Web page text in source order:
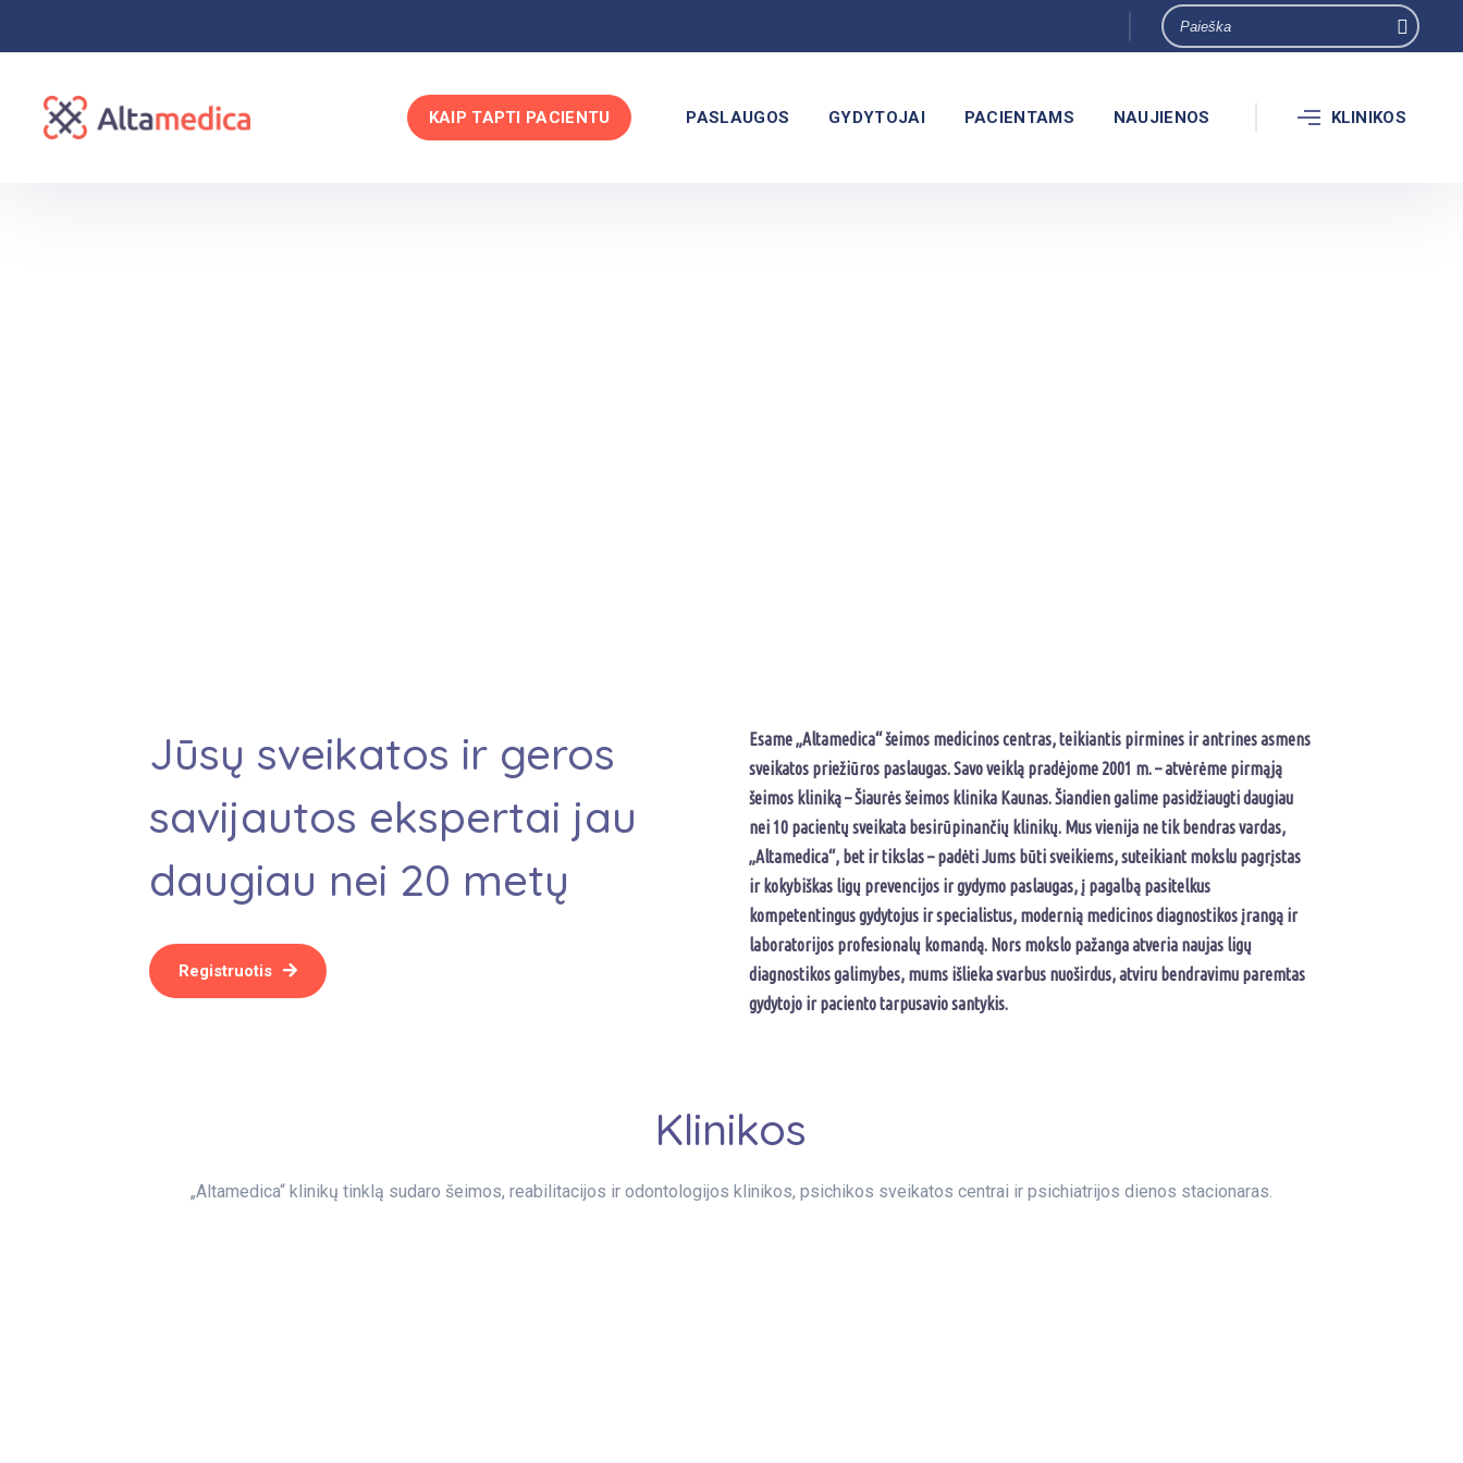
KAIP TAPTI PACIENTU PASLAUGOS GYDYTOJAI PACIENTAMS NAUJIENOS KLINIKOS
Jūsų sveikatos ir geros
savijautos ekspertai jau
daugiau nei 20 metų
Registruotis
Esame „Altamedica“ šeimos medicinos centras, teikiantis pirmines ir antrines asmens
sveikatos priežiūros paslaugas. Savo veiklą pradėjome 2001 m. – atvėrėme pirmąją
šeimos kliniką – Šiaurės šeimos klinika Kaunas. Šiandien galime pasidžiaugti daugiau
nei 10 pacientų sveikata besirūpinančių klinikų. Mus vienija ne tik bendras vardas,
„Altamedica“, bet ir tikslas – padėti Jums būti sveikiems, suteikiant mokslu pagrįstas
ir kokybiškas ligų prevencijos ir gydymo paslaugas, į pagalbą pasitelkus
kompetentingus gydytojus ir specialistus, modernią medicinos diagnostikos įrangą ir
laboratorijos profesionalų komandą. Nors mokslo pažanga atveria naujas ligų
diagnostikos galimybes, mums išlieka svarbus nuoširdus, atviru bendravimu paremtas
gydytojo ir paciento tarpusavio santykis.
Klinikos
„Altamedica“ klinikų tinklą sudaro šeimos, reabilitacijos ir odontologijos klinikos, psichikos sveikatos centrai ir psichiatrijos dienos stacionaras.